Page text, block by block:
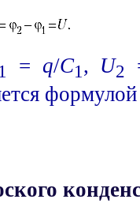
1 = q/С1, U2
формулой